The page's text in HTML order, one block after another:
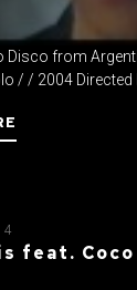
Disco from
/ / 2004 Directed
feat.